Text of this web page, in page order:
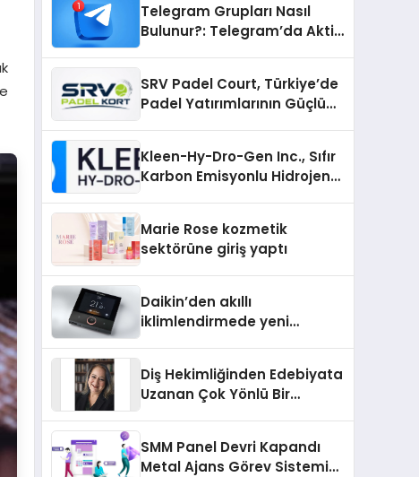
Telegram Grupları Nasıl
Bulunur?: Telegram’da Aktif
SRV Padel Court, Türkiye’de
Padel Yatırımlarının Güçlü
Kleen-Hy-Dro-Gen Inc., Sıfır
Karbon Emisyonlu Hidrojen
Aldı
Marie Rose kozmetik
sektörüne giriş yaptı
Daikin’den akıllı
iklimlendirmede yeni
Diş Hekimliğinden Edebiyata
Uzanan Çok Yönlü Bir
SMM Panel Devri Kapandı
Metal Ajans Görev Sistemi